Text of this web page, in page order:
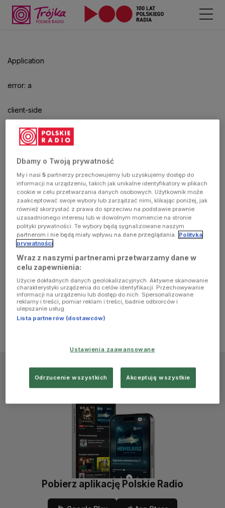
Application
error: a
client-side
exception
has
occurred
(see the
browser
console for
more
information)
aby
odtwarzać.
Pobierz aplikację Polskie Radio
Dbamy o Twoją prywatność
My i nasi5 partnerzy przechowujemy lub uzyskujemy dostęp do
informacji na urządzeniu, takich jak unikalne identyfikatory w plikach
cookie w celu przetwarzania danych osobowych. Użytkownik może
zaakceptować swoje wybory lub zarządzać nimi, klikając poniżej, jak
również skorzystać z prawa do sprzeciwu na podstawie prawnie
uzasadnionego interesu lub w dowolnym momencie na stronie
polityki prywatności. Te wybory będą sygnalizowane naszym
partnerom i nie będą miały wpływu na dane przeglądania. Polityka
prywatności
Wraz z naszymi partnerami przetwarzamy dane w
celu zapewnienia:
Użycie dokładnych danych geolokalizacyjnych. Aktywne skanowanie
charakterystyki urządzenia do celów identyfikacji. Przechowywanie
informacji na urządzeniu lub dostęp do nich. Spersonalizowane
reklamy i treści, pomiar reklam i treści, badnie odbiorców i
ulepszanie usług.
Lista partnerów (dostawców)
Ustawienia zaawansowane
Odrzucenie wszystkich Akceptuję wszystkie